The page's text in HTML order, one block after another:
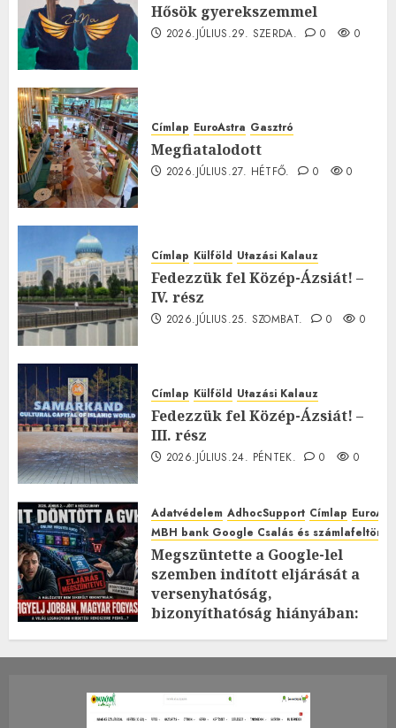
Hősök gyerekszemmel
2026.JÚLIUS.29. SZERDA. 0 0
Címlap EuroAstra Gasztró
Megfiatalodott
2026.JÚLIUS.27. HÉTFŐ. 0 0
Címlap Külföld Utazási Kalauz
Fedezzük fel Közép-Ázsiát! –
IV. rész
2026.JÚLIUS.25. SZOMBAT. 0 0
Címlap Külföld Utazási Kalauz
Fedezzük fel Közép-Ázsiát! –
III. rész
2026.JÚLIUS.24. PÉNTEK. 0 0
Adatvédelem AdhocSupport Címlap
MBH bank Google Csalás és
Megszüntette a Google-lel
szemben indított eljárását a
versenyhatóság,
bizonyíthatóság hiányában:
2026.JÚLIUS.23. CSÜTÖRTÖK.
0